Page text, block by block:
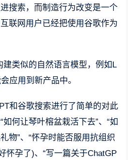
搜索，而制造行为改变是一个
联网用户已经把使用谷歌作为
建类似的自然语言模型，例如L
应用到新产品中。
和谷歌搜索进行了简单的对此
何让琴叶榕盆栽活下去”、“如
物”、“怀孕时能否服用抗组织
怀孕了)、“写一篇关于ChatGP